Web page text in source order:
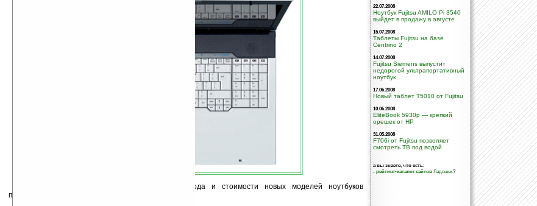
К сожалению, об официальной дате выхода и стоимости новых моделей ноутбуков
производитель пока не говорит.
22.07.2008
Ноутбук Fujitsu AMILO Pi 3540
выйдет в продажу в августе
15.07.2008
Таблеты Fujitsu на базе
Centrino 2
14.07.2008
Fujitsu Siemens выпустит
недорогой ультрапортативный
ноутбук
17.06.2008
Новый таблет T5010 от Fujitsu
10.06.2008
EliteBook 5930p — крепкий
орешек от HP
31.05.2008
F706i от Fujitsu позволяет
смотреть ТВ под водой
а вы знаете, что есть:
- рейтинг-каталог сайтов Ладошек?